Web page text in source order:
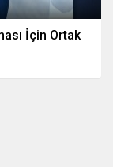
İçin Ortak